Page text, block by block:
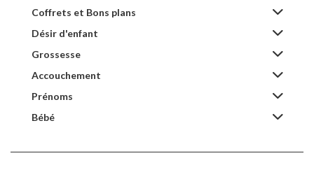
Coffrets et Bons plans
Désir d'enfant
Grossesse
Accouchement
Prénoms
Bébé